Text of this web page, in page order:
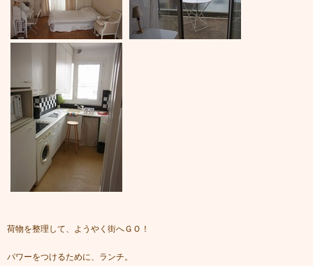
荷物を整理して、ようやく街へＧＯ！
パワーをつけるために、ランチ。